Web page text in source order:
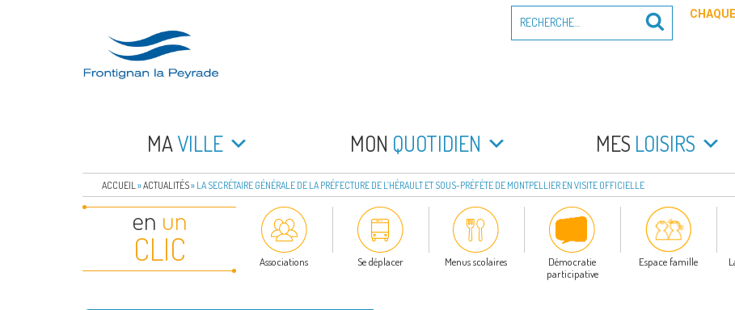
FRONTIGNAN LA PEYRADE
pour
Recherche
MAVILLE MON QUOTIDIEN MES LOISIRS
ACCUEIL »ACTUALITÉS» LA SECRÉTAIRE GÉNÉRALE DE LA PRÉFECTURE DE L’HÉRAULT ET SOUS-PRÉFÈTE DE MONTPELLIER EN VISITE OFFICIELLE
en un
CLIC Associations Se déplacer Menus scolaires
Démocratie
participative
Espace famille